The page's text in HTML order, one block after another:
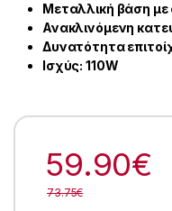
Μεταλλική βάση με
Ανακλινόμενη
Δυνατότητα
Ισχύς: 110W
59.90€
73.75€